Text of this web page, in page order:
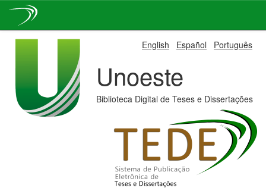
English Español Português
Unoeste
Biblioteca Digital de Teses e Dissertações